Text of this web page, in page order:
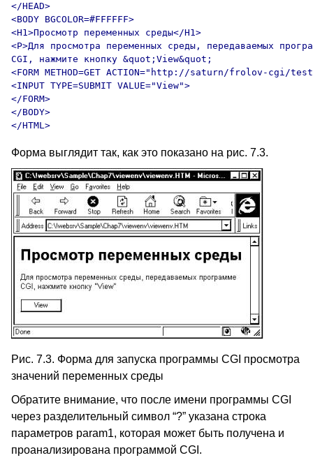
</HEAD>
<BODY BGCOLOR=#FFFFFF>
<H1>Просмотр переменных среды</H1>
<P>Для просмотра переменных среды, передаваемых
CGI, нажмите кнопку &quot;View&quot;
<FORM METHOD=GET ACTION="http://saturn/frolov-cgi/
<INPUT TYPE=SUBMIT VALUE="View">
</FORM>
</BODY>
Форма выглядит так, как это показано на рис. 7.3.
Рис. 7.3. Форма для запуска программы CGI просмотра
значений переменных среды
Обратите внимание, что после имени программы CGI
через разделительный символ “?” указана строка
параметров param1, которая может быть получена и
проанализирована программой CGI.